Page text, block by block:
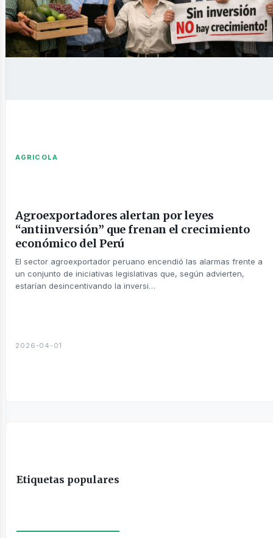
AGRICOLA
Agroexportadores alertan por leyes
“antiinversión” que frenan el crecimiento
económico del Perú
El sector agroexportador peruano encendió las alarmas frente a
un conjunto de iniciativas legislativas que, según advierten,
estarían desincentivando la inversi…
2026-04-01
Etiquetas populares